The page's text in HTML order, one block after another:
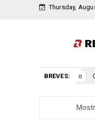
Thursday,
BREVES:
chaco